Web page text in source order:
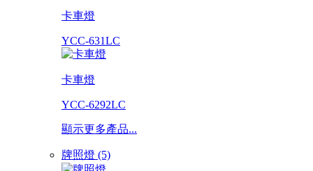
卡車燈
YCC-631LC
卡車燈
YCC-6292LC
顯示更多產品...
牌照燈 (5)